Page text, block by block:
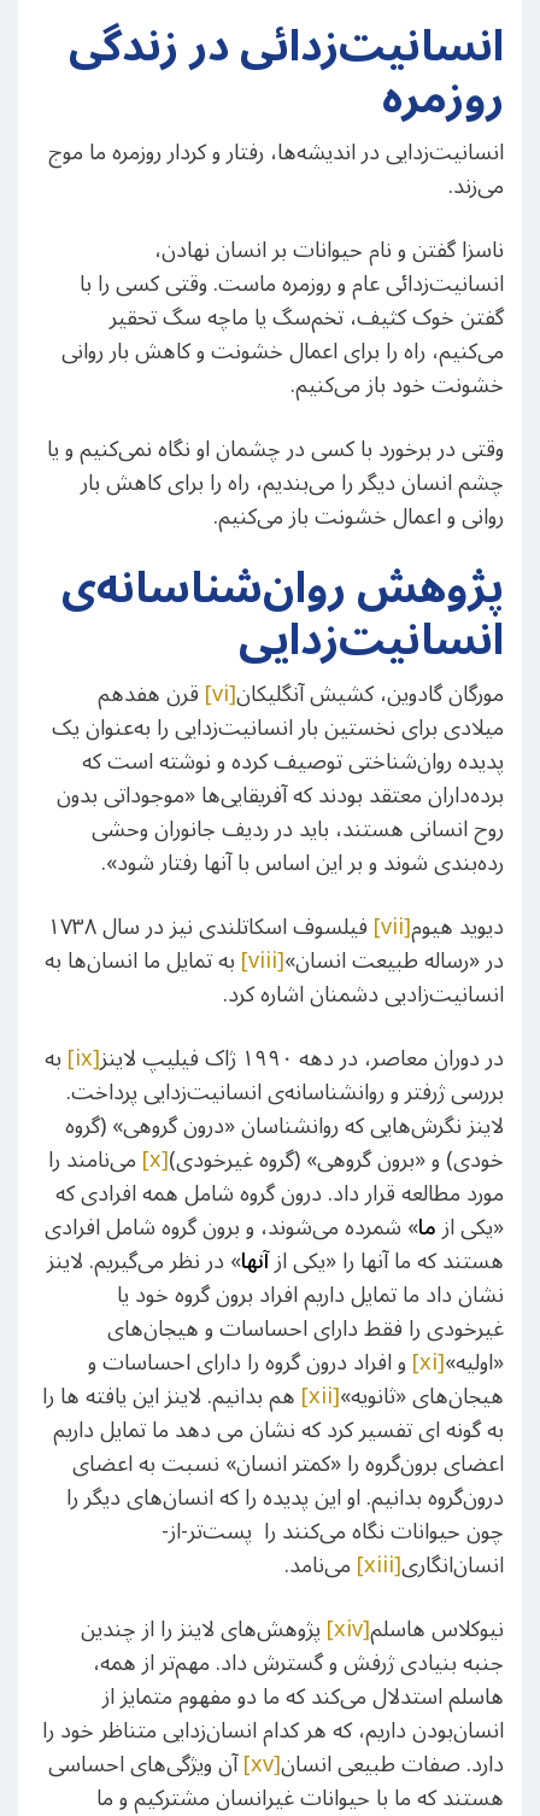
انسانیت‌زدائی در زندگی
روزمره
انسانیت‌زدایی در اندیشه‌ها، رفتار و کردار روزمره ما موج
می‌زند.
ناسزا گفتن و نام حیوانات بر انسان نهادن،
انسانیت‌زدائی عام و روزمره ماست. وقتی کسی را با
گفتن خوک کثیف، تخم‌سگ یا ماچه سگ تحقیر
می‌کنیم، راه را برای اعمال خشونت و کاهش بار روانی
خشونت خود باز می‌کنیم.
وقتی در برخورد با کسی در چشمان او نگاه نمی‌کنیم و یا
چشم انسان دیگر را می‌بندیم، راه را برای کاهش بار
روانی و اعمال خشونت باز می‌کنیم.
پژوهش روان‌شناسانه‌ی
انسانیت‌زدایی
مورگان گادوین، کشیش آنگلیکان[vi] قرن هفدهم
میلادی برای نخستین بار انسانیت‌زدایی را به‌عنوان یک
پدیده روان‌شناختی توصیف کرده و نوشته است که
برده‌داران معتقد بودند که آفریقایی‌ها «موجوداتی بدون
روح انسانی هستند، باید در ردیف جانوران وحشی
رده‌بندی شوند و بر این اساس با آنها رفتار شود».
دیوید هیوم[vii] فیلسوف اسکاتلندی نیز در سال ۱۷۳۸
در «رساله طبیعت انسان»[viii] به تمایل ما انسان‌ها به
انسانیت‌زادیی دشمنان اشاره کرد.
در دوران معاصر، در دهه ۱۹۹۰ ژاک فیلیپ لاینز
[ix] به
بررسی ژرفتر و روانشناسانه‌ی انسانیت‌زدایی پرداخت.
لاینز نگرش‌هایی که روانشناسان «درون گروهی» (گروه
خودی) و «برون گروهی» (گروه غیرخودی)[x] می‌نامند را
مورد مطالعه قرار داد. درون گروه شامل همه افرادی که
«یکی ازما» شمرده می‌شوند، و برون گروه شامل افرادی
هستند که ما آنها را «یکی ازآنها» در نظر می‌گیریم. لاینز
نشان داد ما تمایل داریم افراد برون گروه خود یا
غیرخودی را فقط دارای احساسات و هیجان‌های
«اولیه»[xi] و افراد درون گروه را دارای احساسات و
هیجان‌های «ثانویه»[xii] هم بدانیم. لاینز این یافته ها را
به گونه ای تفسیر کرد که نشان می دهد ما تمایل داریم
اعضای برون‌گروه را «کمتر انسان» نسبت به اعضای
درون‌گروه بدانیم. او این پدیده را که انسان‌های دیگر را
چون حیوانات نگاه می‌کنند را پست‌تر-از-
انسان‌انگاری[xiii]
می‌نامد.
نیوکلاس هاسلم[xiv] پژوهش‌های لاینز را از چندین
جنبه بنیادی ژرفش و گسترش داد. مهم‌تر از همه،
هاسلم استدلال می‌کند که ما دو مفهوم متمایز از
انسان‌بودن داریم، که هر کدام انسان‌زدایی متناظر خود را
دارد. صفات طبیعی انسان[xv] آن ویژگی‌های احساسی
هستند که ما با حیوانات غیرانسان مشترکیم و ما